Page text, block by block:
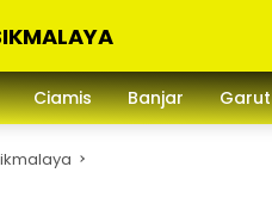
Ciamis Banjar Garut